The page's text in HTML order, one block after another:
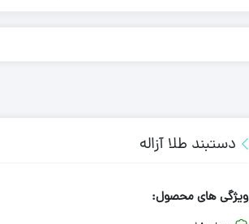
دستبند طلا آزاله
ویژگی های محصول: